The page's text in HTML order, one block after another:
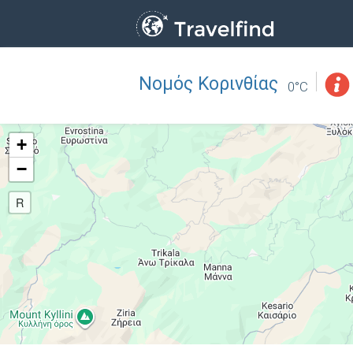
Νομός Κορινθίας 0°C
ΒΡΕΙΤΕ
+
−
R